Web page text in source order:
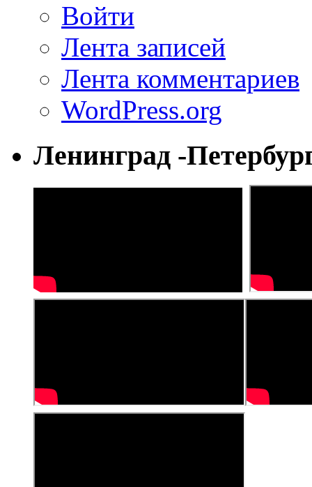
Войти
Лента записей
Лента комментариев
WordPress.org
Ленинград -